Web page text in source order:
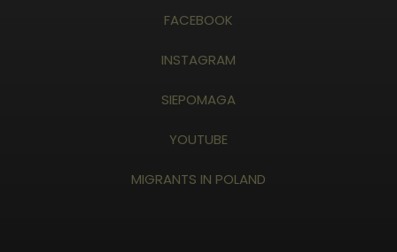
FACEBOOK
INSTAGRAM
SIEPOMAGA
YOUTUBE
MIGRANTS IN POLAND